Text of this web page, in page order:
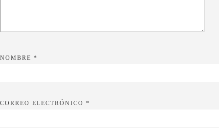
NOMBRE *
CORREO ELECTRÓNICO *